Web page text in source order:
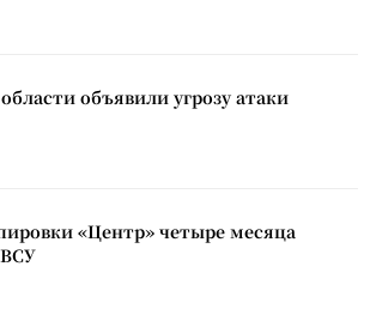
объявили угрозу атаки
«Центр» четыре месяца